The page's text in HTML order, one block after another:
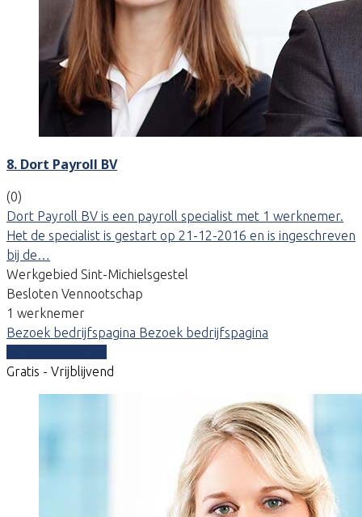
8. Dort Payroll BV
(0)
Dort Payroll BV is een payroll specialist met 1 werknemer.
Het de specialist is gestart op 21-12-2016 en is ingeschreven
bij de…
Werkgebied Sint-Michielsgestel
Besloten Vennootschap
1 werknemer
Bezoek bedrijfspagina Bezoek bedrijfspagina
Gratis - Vrijblijvend